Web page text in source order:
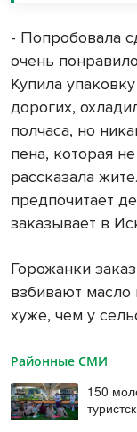
- Попробовала
очень
Купила
дорогих,
полчаса, но
пена, которая
рассказала
предпочитает
заказывает в
Горожанки
взбивают
хуже, чем у
Районные СМИ
150